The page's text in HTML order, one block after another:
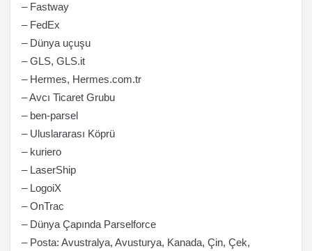
– Fastway
– FedEx
– Dünya uçuşu
– GLS, GLS.it
– Hermes, Hermes.com.tr
– Avcı Ticaret Grubu
– ben-parsel
– Uluslararası Köprü
– kuriero
– LaserShip
– LogoiX
– OnTrac
– Dünya Çapında Parselforce
– Posta: Avustralya, Avusturya, Kanada, Çin, Çek,